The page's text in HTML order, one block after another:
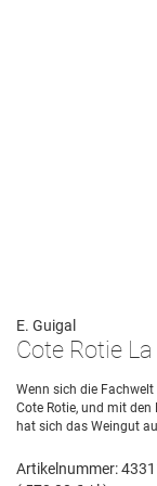
E. Guigal
Cote Rotie
Wenn sich die
Cote Rotie, und mit den
hat sich das Weingut
Artikelnummer: